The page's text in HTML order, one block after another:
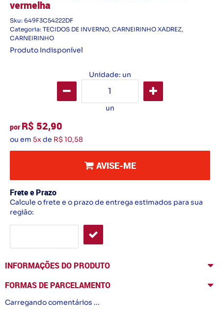
vermelha
Sku: 649F3C54222DF
Categoria: TECIDOS DE INVERNO, CARNEIRINHO XADREZ,
CARNEIRINHO
Produto Indisponível
Unidade: un
un
por R$ 52,90
ou em 5xde R$ 10,58
AVISE-ME
Frete e Prazo
Calcule o frete e o prazo de entrega estimados para sua
região:
INFORMAÇÕES DO PRODUTO
FORMAS DE PARCELAMENTO
Carregando comentários ...